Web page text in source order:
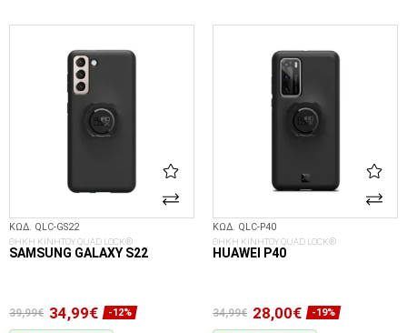
ΚΩΔ. QLC-GS22
ΘΗΚΗ ΚΙΝΗΤΟΥ QUAD LOCK®
SAMSUNG GALAXY S22
39,99€ 34,99€ -12%
ΚΩΔ. QLC-P40
ΘΗΚΗ ΚΙΝΗΤΟΥ QUAD LOCK®
HUAWEI P40
34,99€ 28,00€ -19%